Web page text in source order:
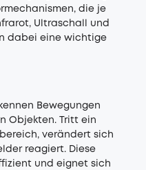
die je
Ultraschall und
dabei eine wichtige
Bewegungen
Objekten. Tritt ein
verändert sich
reagiert. Diese
und eignet sich